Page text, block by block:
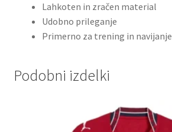
Lahkoten in zračen material
Udobno prileganje
Primerno za trening in navijanje
Podobni izdelki